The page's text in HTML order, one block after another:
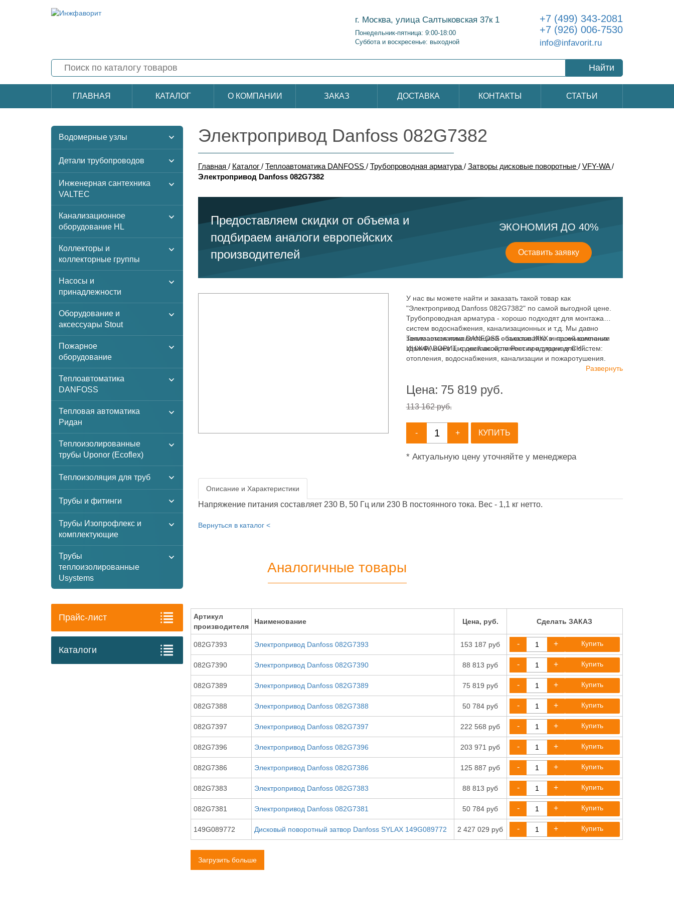
г. Москва, улица Салтыковская 37к 1
Понедельник-пятница: 9:00-18:00
Суббота и воскресенье: выходной
+7 (499) 343-2081
+7 (926) 006-7530
info@infavorit.ru
Найти
ГЛАВНАЯ КАТАЛОГ О КОМПАНИИ ЗАКАЗ ДОСТАВКА КОНТАКТЫ СТАТЬИ
Водомерные узлы
Детали трубопроводов
Инженерная сантехника
VALTEC
Канализационное
оборудование HL
Коллекторы и
коллекторные группы
Насосы и
принадлежности
Оборудование и
аксессуары Stout
Пожарное
оборудование
Теплоавтоматика
DANFOSS
Тепловая автоматика
Ридан
Теплоизолированные
трубы Uponor (Ecoflex)
Теплоизоляция для труб
Трубы и фитинги
Трубы Изопрофлекс и
комплектующие
Трубы
теплоизолированные
Usystems
Прайс-лист
Каталоги
Электропривод Danfoss 082G7382
Главная / Каталог / Теплоавтоматика DANFOSS / Трубопроводная арматура / Затворы дисковые поворотные / VFY-WA /
Электропривод Danfoss 082G7382
Предоставляем скидки от объема и
подбираем аналоги европейских
производителей
ЭКОНОМИЯ ДО 40%
Оставить заявку
У нас вы можете найти и заказать такой товар как
"Электропривод Danfoss 082G7382" по самой выгодной цене.
Трубопроводная арматура - хорошо подходят для монтажа
систем водоснабжения, канализационных и т.д. Мы давно
занимаемся комплектацией объектов ЖКХ и промышленных
зданий, имея широкий ассортимент продукции для систем:
отопления, водоснабжения, канализации и пожаротушения.
Теплоавтоматика DANFOSS - заказывайте в нашей компании
ИНЖФАВОРИТ, с доставкой по России и странам СНГ.
Развернуть
Цена: 75 819руб.
113 162 руб.
- + КУПИТЬ
* Актуальную цену уточняйте у менеджера
Описание и Характеристики
Напряжение питания составляет 230 В, 50 Гц или 230 В постоянного тока. Вес - 1,1 кг нетто.
Вернуться в каталог <
Аналогичные товары
Артикул
производителя
Наименование Цена, руб. Сделать ЗАКАЗ
082G7393 Электропривод Danfoss 082G7393 153 187 руб - + Купить
082G7390 Электропривод Danfoss 082G7390 88 813 руб - + Купить
082G7389 Электропривод Danfoss 082G7389 75 819 руб - + Купить
082G7388 Электропривод Danfoss 082G7388 50 784 руб - + Купить
082G7397 Электропривод Danfoss 082G7397 222 568 руб - + Купить
082G7396 Электропривод Danfoss 082G7396 203 971 руб - + Купить
082G7386 Электропривод Danfoss 082G7386 125 887 руб - + Купить
082G7383 Электропривод Danfoss 082G7383 88 813 руб - + Купить
082G7381 Электропривод Danfoss 082G7381 50 784 руб - + Купить
149G089772 Дисковый поворотный затвор Danfoss SYLAX 149G089772 2 427 029 руб - + Купить
Загрузить больше